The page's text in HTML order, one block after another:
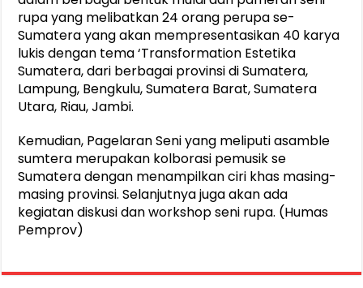
rupa yang melibatkan 24 orang perupa se-
Sumatera yang akan mempresentasikan 40 karya
lukis dengan tema ‘Transformation Estetika
Sumatera, dari berbagai provinsi di Sumatera,
Lampung, Bengkulu, Sumatera Barat, Sumatera
Utara, Riau, Jambi.
Kemudian, Pagelaran Seni yang meliputi asamble
sumtera merupakan kolborasi pemusik se
Sumatera dengan menampilkan ciri khas masing-
masing provinsi. Selanjutnya juga akan ada
kegiatan diskusi dan workshop seni rupa. (Humas
Pemprov)